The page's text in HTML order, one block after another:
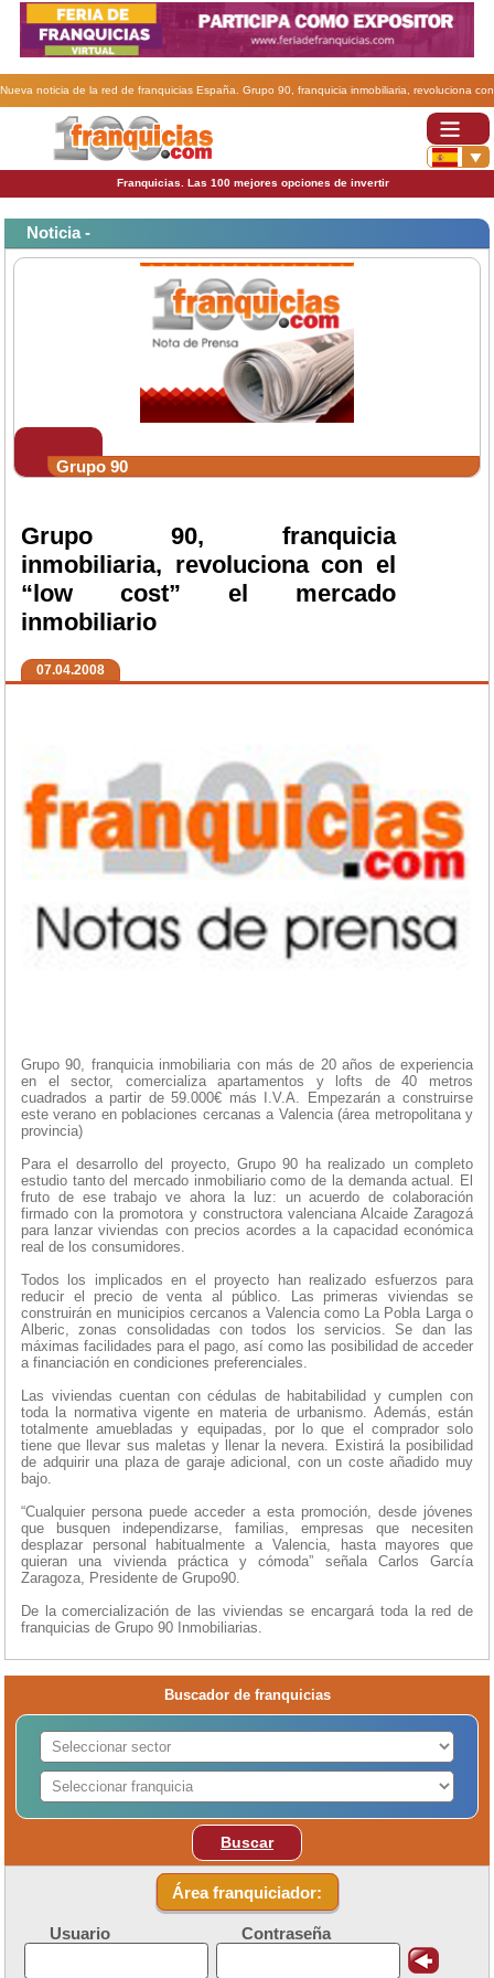
Nueva noticia de la red de franquicias España. Grupo 90, franquicia inmobiliaria, revoluciona con
el “low cost” el mercado inmobiliario.
Franquicias. Las 100 mejores opciones de invertir
Noticia -
Grupo 90
Grupo 90, franquicia
inmobiliaria, revoluciona con el
“low cost” el mercado
inmobiliario
07.04.2008
Grupo 90, franquicia inmobiliaria con más de 20 años de experiencia
en el sector, comercializa apartamentos y lofts de 40 metros
cuadrados a partir de 59.000€ más I.V.A. Empezarán a construirse
este verano en poblaciones cercanas a Valencia (área metropolitana y
provincia)
Para el desarrollo del proyecto, Grupo 90 ha realizado un completo
estudio tanto del mercado inmobiliario como de la demanda actual. El
fruto de ese trabajo ve ahora la luz: un acuerdo de colaboración
firmado con la promotora y constructora valenciana Alcaide Zaragozá
para lanzar viviendas con precios acordes a la capacidad económica
real de los consumidores.
Todos los implicados en el proyecto han realizado esfuerzos para
reducir el precio de venta al público. Las primeras viviendas se
construirán en municipios cercanos a Valencia como La Pobla Larga o
Alberic, zonas consolidadas con todos los servicios. Se dan las
máximas facilidades para el pago, así como las posibilidad de acceder
a financiación en condiciones preferenciales.
Las viviendas cuentan con cédulas de habitabilidad y cumplen con
toda la normativa vigente en materia de urbanismo. Además, están
totalmente amuebladas y equipadas, por lo que el comprador solo
tiene que llevar sus maletas y llenar la nevera. Existirá la posibilidad
de adquirir una plaza de garaje adicional, con un coste añadido muy
bajo.
“Cualquier persona puede acceder a esta promoción, desde jóvenes
que busquen independizarse, familias, empresas que necesiten
desplazar personal habitualmente a Valencia, hasta mayores que
quieran una vivienda práctica y cómoda” señala Carlos García
Zaragoza, Presidente de Grupo90.
De la comercialización de las viviendas se encargará toda la red de
franquicias de Grupo 90 Inmobiliarias.
Buscador de franquicias
Buscar
Área franquiciador:
Usuario Contraseña